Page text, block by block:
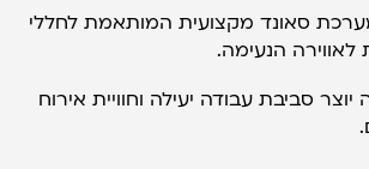
סאונד מקצועית המותאמת לחללי
הנעימה.
סביבת עבודה יעילה וחוויית אירוח